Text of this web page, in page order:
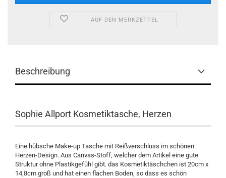
AUF DEN MERKZETTEL
Beschreibung
Sophie Allport Kosmetiktasche, Herzen
Eine hübsche Make-up Tasche mit Reißverschluss im schönen
Herzen-Design. Aus Canvas-Stoff, welcher dem Artikel eine gute
Struktur ohne Plastikgefühl gibt. das Kosmetiktäschchen ist 20cm x
14,8cm groß und hat einen flachen Boden, so dass es schön